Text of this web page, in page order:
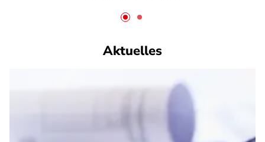
Aktuelles